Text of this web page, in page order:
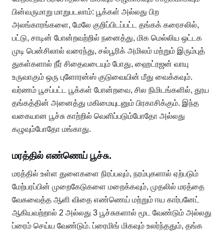
பின்வருமாறு மாறுபடலாம்: பூக்கள் அல்லது பிற
அலங்காரங்களை, மேலே குறிப்பிடப்பட்ட தங்கக் கரைசலில்,
பட்டு, சாடின் போன்றவற்றில் நனைத்து, மிக மெல்லிய ஒட்டக
முடி பென்சிலால் வரைந்து, சல்பூரிக் அமிலம் மற்றும் இரும்புத்
துகள்களால் நீர் சிதைவடையும் போது, ​​ஹைட்ரஜன் வாயு
உருவாகும் ஒரு புளோரன்ஸ் குடுவையின் மீது வைக்கவும்.
வர்ணம் பூசப்பட்ட பூக்கள் போன்றவை, சில நிமிடங்களில், தூய
தங்கத்தின் அனைத்து மகிமையுடனும் பிரகாசிக்கும். இந்த
வகையான பூச்சு காற்றில் வெளிப்படும்போதோ அல்லது
கழுவும்போதோ மங்காது.
மரத்தில் எண்ணெய் பூச்சு.
மரத்தில் உள்ள துளைகளை நிரப்பவும், நரம்புகளால் ஏற்படும்
மேற்பரப்பின் முறைகேடுகளை மறைக்கவும், முதலில் மரத்தை
வேகவைத்த ஆளி விதை எண்ணெய் மற்றும் ஈய கார்பனேட்
ஆகியவற்றால் 2 அல்லது 3 பூச்சுகளால் மூட வேண்டும் அல்லது
ப்ரைம் செய்ய வேண்டும். ப்ரைமிங் மிகவும் உலர்ந்ததும், தங்க